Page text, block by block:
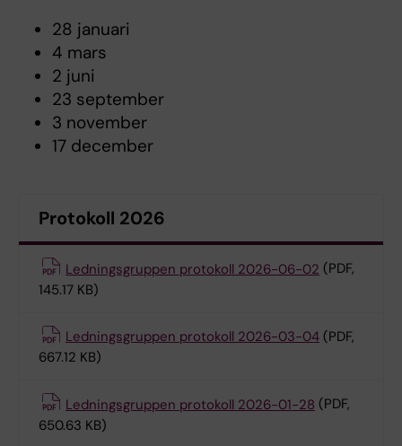
28 januari
4 mars
2 juni
23 september
3 november
17 december
Protokoll 2026
Ledningsgruppen protokoll 2026-06-02 (PDF,
145.17 KB)
Ledningsgruppen protokoll 2026-03-04 (PDF,
667.12 KB)
Ledningsgruppen protokoll 2026-01-28 (PDF,
650.63 KB)